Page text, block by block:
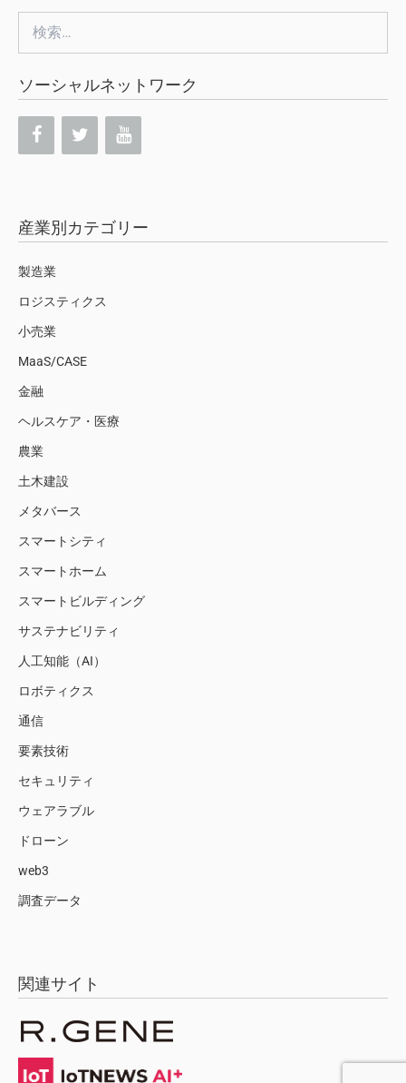
索:
ソーシャルネットワーク
産業別カテゴリー
製造業
ロジスティクス
小売業
MaaS/CASE
金融
ヘルスケア・医療
農業
土木建設
メタバース
スマートシティ
スマートホーム
スマートビルディング
サステナビリティ
人工知能（AI）
ロボティクス
通信
要素技術
セキュリティ
ウェアラブル
ドローン
web3
調査データ
関連サイト